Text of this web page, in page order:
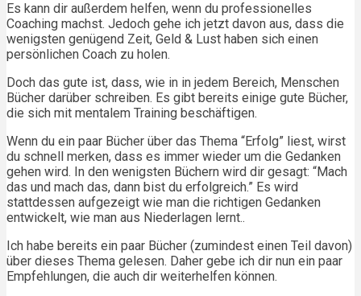
Es kann dir außerdem helfen, wenn du professionelles
Coaching machst. Jedoch gehe ich jetzt davon aus, dass die
wenigsten genügend Zeit, Geld & Lust haben sich einen
persönlichen Coach zu holen.
Doch das gute ist, dass, wie in in jedem Bereich, Menschen
Bücher darüber schreiben. Es gibt bereits einige gute Bücher,
die sich mit mentalem Training beschäftigen.
Wenn du ein paar Bücher über das Thema “Erfolg” liest, wirst
du schnell merken, dass es immer wieder um die Gedanken
gehen wird. In den wenigsten Büchern wird dir gesagt: “Mach
das und mach das, dann bist du erfolgreich.” Es wird
stattdessen aufgezeigt wie man die richtigen Gedanken
entwickelt, wie man aus Niederlagen lernt..
Ich habe bereits ein paar Bücher (zumindest einen Teil davon)
über dieses Thema gelesen. Daher gebe ich dir nun ein paar
Empfehlungen, die auch dir weiterhelfen können.